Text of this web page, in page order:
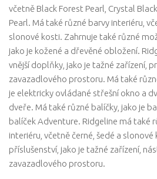
včetně Black Forest Pearl, Crystal
Pearl. Má také různé barvy interiéru,
slonové kosti. Zahrnuje také různé
jako je kožené a dřevěné obložení.
vnější doplňky, jako je tažné zařízení,
zavazadlového prostoru. Má také
je elektricky ovládané střešní okno a
dveře. Má také různé balíčky, jako je
balíček Adventure. Ridgeline má také
interiéru, včetně černé, šedé a
příslušenství, jako je tažné zařízení,
zavazadlového prostoru.